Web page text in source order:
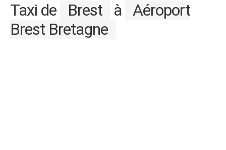
Taxi de Brest à Aéroport
Brest Bretagne